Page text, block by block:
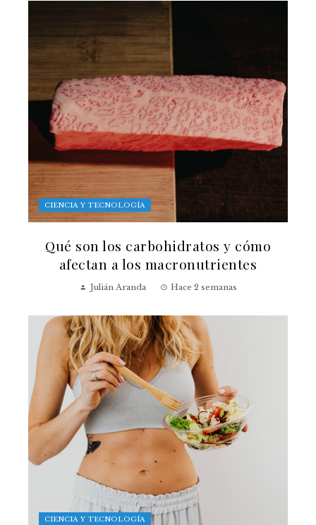
CIENCIA Y TECNOLOGÍA
Qué son los carbohidratos y cómo
afectan a los macronutrientes
Julián Aranda Hace 2 semanas
CIENCIA Y TECNOLOGÍA